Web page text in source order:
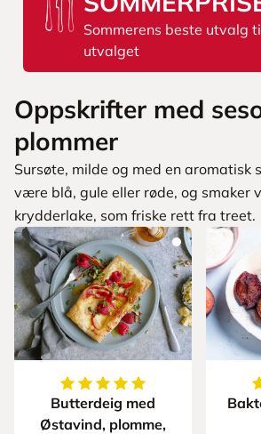
Sommerens beste utvalg
utvalget
Oppskrifter med
plommer
Sursøte, milde og med en aromatisk
være blå, gule eller røde, og smaker
krydderlake, som friske rett fra treet.
5av5stjerner
Butterdeig med
Østavind, plomme,